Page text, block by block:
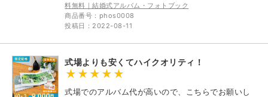
料無料｜結婚式アルバム・フォトブック
商品番号：phos0008
投稿日：2022-08-11
式場よりも安くてハイクオリティ！
式場でのアルバム代が高いので、こちらでお願いし